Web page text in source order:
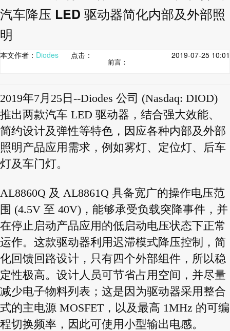
汽车降压 LED 驱动器简化内部及外部照
明
本文作者： Diodes 点击： 2019-07-25 10:01
前言：
2019年7月25日--Diodes 公司 (Nasdaq: DIOD)
推出两款汽车 LED 驱动器，结合强大效能、
简约设计及弹性等特色，因应各种内部及外部
照明产品应用需求，例如雾灯、定位灯、后车
灯及车门灯。
AL8860Q 及 AL8861Q 具备宽广的操作电压范
围 (4.5V 至 40V)，能够承受负载突降事件，并
在停止启动产品应用的低启动电压状态下正常
运作。这款驱动器利用迟滞模式降压控制，简
化回馈回路设计，只有四个外部组件，所以稳
定性极高。设计人员可节省占用空间，并尽量
减少电子物料列表；这是因为驱动器采用整合
式的主电源 MOSFET，以及最高 1MHz 的可编
程切换频率，因此可使用小型输出电感。